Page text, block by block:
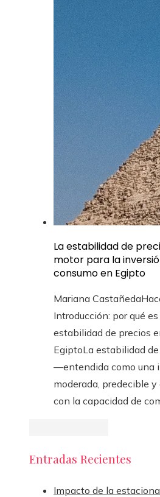
La estabilidad de
motor para la
consumo en Egipto
Mariana Castañeda
Introducción: por qué
estabilidad de precios
EgiptoLa estabilidad
—entendida como una
moderada, predecible
con la capacidad de
Entradas Recientes
Impacto de la